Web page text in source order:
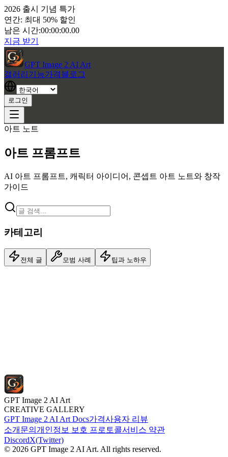
2026 출시 기념 특가
연간: 최대 50% 할인
남은 시간:00:00:00.00
지금 받기
GPT Image 2 AI Art
갤러리 기능가격블로그
로그인
아트 노트
아트 프롬프트
AI 아트 프롬프트, 캐릭터 아이디어, 콘셉트 아트 노트와 창작
가이드
카테고리
전체 글 모범 사례 팁과 노하우
8 min read
GPT Image 2 AI Art
CREATIVE GALLERY
GPT Image 2 AI Art Docs가격사용자 리뷰
소개 문의 개인정보 보호 프로토콜서비스 약관
DiscordX(Twitter)
© 2026 GPT Image 2 AI Art. All rights reserved.